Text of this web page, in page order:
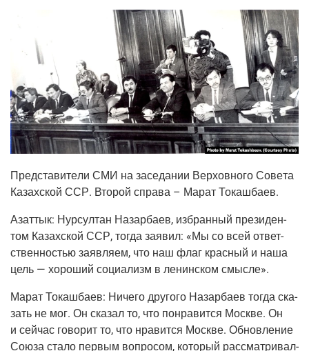
Пред­ста­ви­те­ли СМИ на засе­да­нии Вер­хов­но­го Сове­та
Казах­ской ССР. Вто­рой спра­ва – Марат Токашбаев.
Азаттык: Нур­сул­тан Назар­ба­ев, избран­ный пре­зи­ден­
том Казах­ской ССР, тогда заявил: «Мы со всей ответ­
ствен­но­стью заяв­ля­ем, что наш флаг крас­ный и наша
цель — хоро­ший соци­а­лизм в ленин­ском смысле».
Марат Токаш­ба­ев: Ниче­го дру­го­го Назар­ба­ев тогда ска­
зать не мог. Он ска­зал то, что понра­вит­ся Москве. Он
и сей­час гово­рит то, что нра­вит­ся Москве. Обнов­ле­ние
Сою­за ста­ло пер­вым вопро­сом, кото­рый рас­смат­ри­вал­